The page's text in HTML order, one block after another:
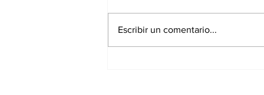
Escribir un comentario...